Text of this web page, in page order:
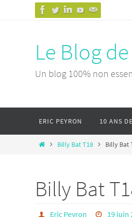
Le Blog
Un blog 100% non
le
ERIC PEYRON 10 ANS
HomeBilly Bat T18 Billy Bat
Billy Bat
Eric Peyron 19 juin